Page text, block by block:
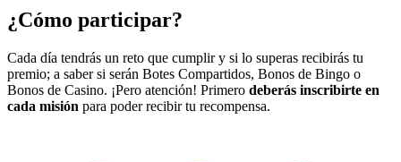
¿Cómo participar?
Cada día tendrás un reto que cumplir y si lo superas recibirás tu
premio; a saber si serán Botes Compartidos, Bonos de Bingo o
Bonos de Casino. ¡Pero atención! Primero deberás inscribirte en
cada misión para poder recibir tu recompensa.